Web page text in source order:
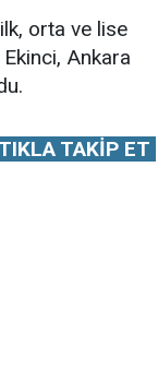
orta ve lise
Ankara
TIKLA TAKİP ET